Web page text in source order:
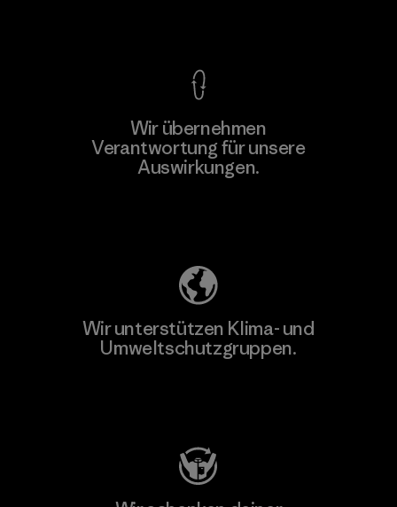
Wir übernehmen
Verantwortung für unsere
Auswirkungen.
Wir unterstützen Klima- und
Umweltschutzgruppen.